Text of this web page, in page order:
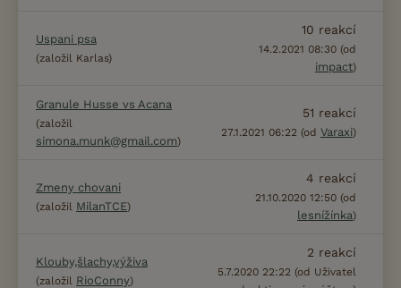
Uspani psa
(založil Karlas)
10 reakcí
14.2.2021 08:30 (od
impact)
Granule Husse vs Acana
(založil
simona.munk@gmail.com)
51 reakcí
27.1.2021 06:22 (od Varaxi)
Zmeny chovani
(založil MilanTCE)
4 reakcí
21.10.2020 12:50 (od
lesnížínka)
Klouby,šlachy,výživa
(založil RioConny)
2 reakcí
5.7.2020 22:22 (od Uživatel